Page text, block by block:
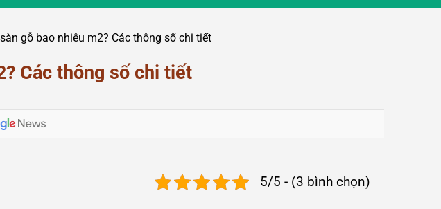
gỗ bao nhiêu m2? Các thông số chi tiết
Các thông số chi tiết
5/5 - (3 bình chọn)